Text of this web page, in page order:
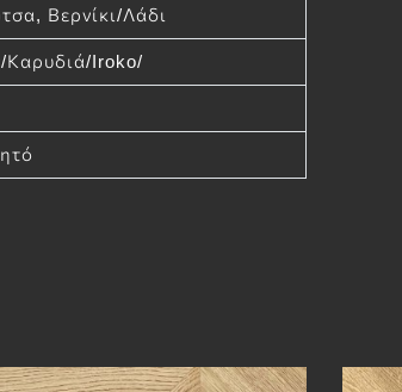
Βερνίκι/Λάδι
Καρυδιά/Iroko/